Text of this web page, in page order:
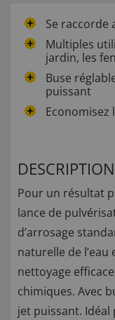
Se raccorde
Multiples
jardin, les
Buse
puissant
Economisez
DESCRIPTION
Pour un résultat
lance de
d’arrosage
naturelle de
nettoyage
chimiques. Avec
jet puissant.